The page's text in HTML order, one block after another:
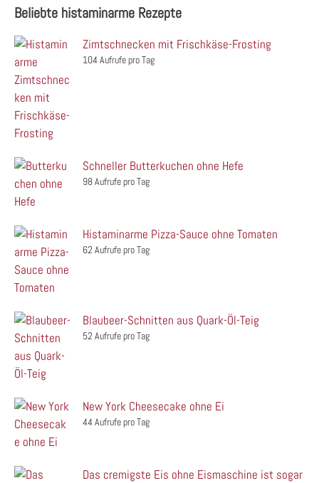
Beliebte histaminarme Rezepte
Zimtschnecken mit Frischkäse-Frosting
104 Aufrufe pro Tag
Schneller Butterkuchen ohne Hefe
98 Aufrufe pro Tag
Histaminarme Pizza-Sauce ohne Tomaten
62 Aufrufe pro Tag
Blaubeer-Schnitten aus Quark-Öl-Teig
52 Aufrufe pro Tag
New York Cheesecake ohne Ei
44 Aufrufe pro Tag
Das cremigste Eis ohne Eismaschine ist sogar